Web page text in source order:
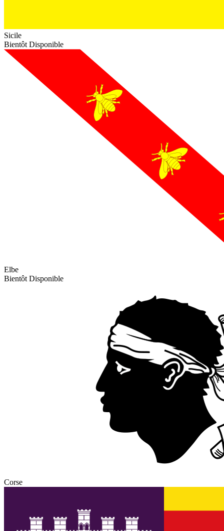
Sicile
Bientôt Disponible
Elbe
Bientôt Disponible
Corse